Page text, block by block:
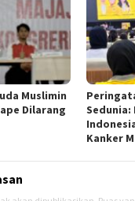
Muslimin
Dilarang
Sedunia:
Kanker